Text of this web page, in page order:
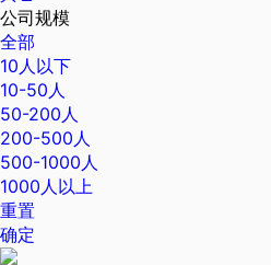
公司规模
全部
10人以下
10-50人
50-200人
200-500人
500-1000人
1000人以上
重置
确定